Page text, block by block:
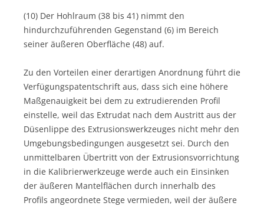
(10) Der Hohlraum (38 bis 41) nimmt den
hindurchzuführenden Gegenstand (6) im Bereich
seiner äußeren Oberfläche (48) auf.
Zu den Vorteilen einer derartigen Anordnung führt die
Verfügungspatentschrift aus, dass sich eine höhere
Maßgenauigkeit bei dem zu extrudierenden Profil
einstelle, weil das Extrudat nach dem Austritt aus der
Düsenlippe des Extrusionswerkzeuges nicht mehr den
Umgebungsbedingungen ausgesetzt sei. Durch den
unmittelbaren Übertritt von der Extrusionsvorrichtung
in die Kalibrierwerkzeuge werde auch ein Einsinken
der äußeren Mantelflächen durch innerhalb des
Profils angeordnete Stege vermieden, weil der äußere